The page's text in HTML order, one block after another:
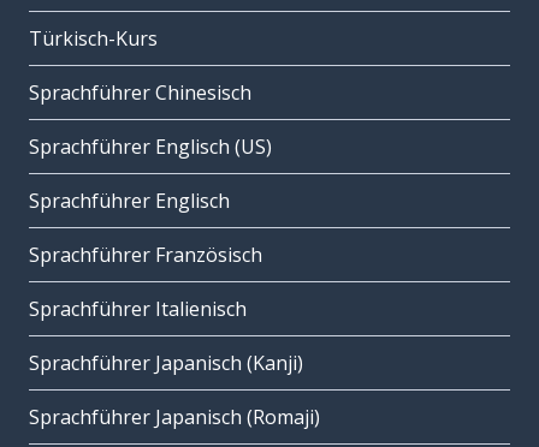
Türkisch-Kurs
Sprachführer Chinesisch
Sprachführer Englisch (US)
Sprachführer Englisch
Sprachführer Französisch
Sprachführer Italienisch
Sprachführer Japanisch (Kanji)
Sprachführer Japanisch (Romaji)